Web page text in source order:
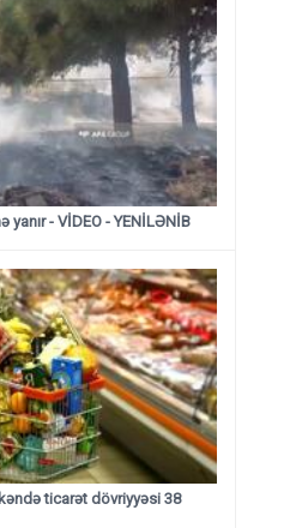
yanır - VİDEO - YENİLƏNİB
ticarət dövriyyəsi 38